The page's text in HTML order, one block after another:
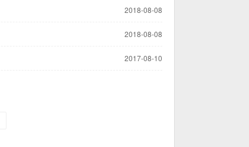
2018-08-08
2018-08-08
2017-08-10